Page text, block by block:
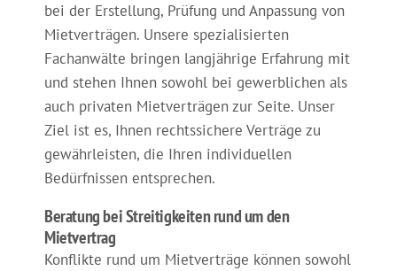
bei der Erstellung, Prüfung und Anpassung von
Mietverträgen. Unsere spezialisierten
Fachanwälte bringen langjährige Erfahrung mit
und stehen Ihnen sowohl bei gewerblichen als
auch privaten Mietverträgen zur Seite. Unser
Ziel ist es, Ihnen rechtssichere Verträge zu
gewährleisten, die Ihren individuellen
Bedürfnissen entsprechen.
Beratung bei Streitigkeiten rund um den
Mietvertrag
Konflikte rund um Mietverträge können sowohl